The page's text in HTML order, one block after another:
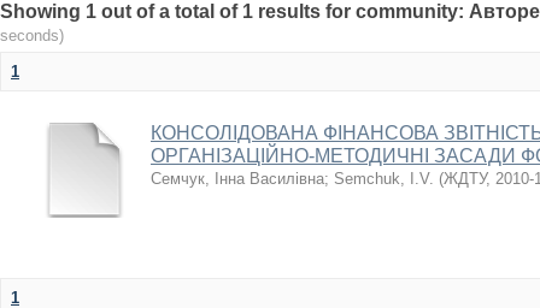
Showing 1 out of a total of 1 results for community:
seconds)
1
КОНСОЛІДОВАНА ФІНАНСОВА
ОРГАНІЗАЦІЙНО-МЕТОДИЧНІ ЗАСАДИ
Семчук, Інна Василівна; Semchuk, I.V. (ЖДТУ, 2010-
1